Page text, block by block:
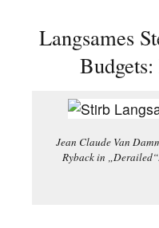
Langsames
Jean Claude Van
Ryback in